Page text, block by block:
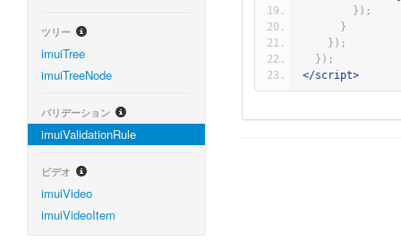
ツリー
imuiTree
imuiTreeNode
バリデーション
imuiValidationRule
ビデオ
imuiVideo
imuiVideoItem
});
}
});
});
</script>